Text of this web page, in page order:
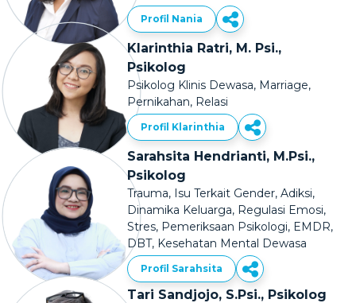
Profil Nania
Klarinthia Ratri, M. Psi.,
Psikolog
Psikolog Klinis Dewasa, Marriage,
Pernikahan, Relasi
Profil Klarinthia
Sarahsita Hendrianti, M.Psi.,
Psikolog
Trauma, Isu Terkait Gender, Adiksi,
Dinamika Keluarga, Regulasi Emosi,
Stres, Pemeriksaan Psikologi, EMDR,
DBT, Kesehatan Mental Dewasa
Profil Sarahsita
Tari Sandjojo, S.Psi., Psikolog